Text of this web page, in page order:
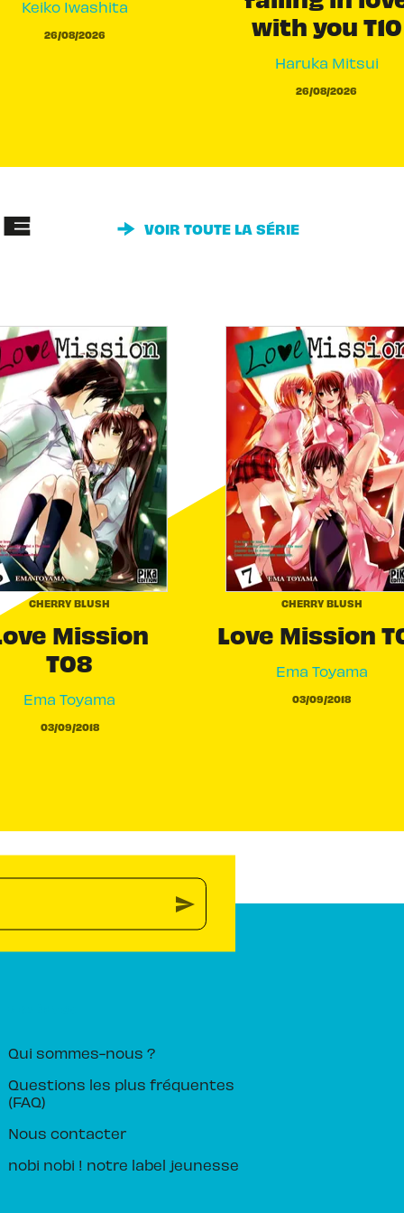
Keiko Iwashita
26/08/2026
with you T10
Haruka Mitsui
26/08/2026
VOIR TOUTE LA SÉRIE
CHERRY BLUSH
Mission
T08
Ema Toyama
03/09/2018
CHERRY BLUSH
Love Mission
Ema Toyama
03/09/2018
send
Qui sommes-nous ?
Questions les plus fréquentes
(FAQ)
Nous contacter
nobi nobi ! notre label jeunesse